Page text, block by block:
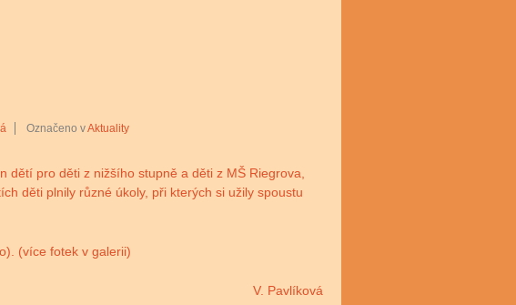
Označeno vAktuality
dětí pro děti z nižšího stupně a děti z MŠ Riegrova,
děti plnily různé úkoly, při kterých si užily spoustu
(více fotek v galerii)
V. Pavlíková